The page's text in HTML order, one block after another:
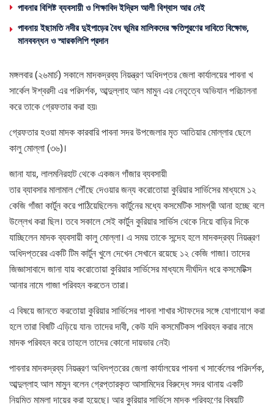
পাবনার বিশিষ্ট ব্যবসায়ী ও শিক্ষাবিদ ইদ্রিস আলী বিশ্বাস আর নেই
পাবনায় ইছামতি নদীর দুইপাড়ের বৈধ ভূমির মালিকদের ক্ষতিপূরণের দাবিতে বিক্ষোভ,
মানববন্ধন ও স্মারকলিপি প্রদান
মঙ্গলবার (২৬মার্চ) সকালে মাদকদ্রব্য নিয়ন্ত্রণ অধিদপ্তর জেলা কার্যালয়ের পাবনা খ
সার্কেল ঈশ্বরদী এর পরিদর্শক, আব্দুল্লাহ আল মামুন এর নেতৃত্বে অভিযান পরিচালনা
করে তাকে গ্রেফতার করা হয়৷
গ্রেফতার হওয়া মাদক কারবারি পাবনা সদর উপজেলার মৃত আতিয়ার মোল্লার ছেলে
কালু মোল্লা (৩৬)।
জানা যায়, লালমনিরহাট থেকে একজন গাঁজার ব্যবসায়ী
তার ব্যাবসার মালামাল পৌঁছে দেওয়ার জন্য করোতোয়া কুরিয়ার সার্ভিসের মাধ্যমে ১২
কেজি গাঁজা কার্টুন করে পাঠিয়েছিলেন৷ কার্টুনের মধ্যে কসমেটিক সামগ্রী আনা হচ্ছে বলে
উল্লেখ করা ছিল। তবে সকালে সেই কার্টুন কুরিয়ার সার্ভিস থেকে নিয়ে বাড়ির দিকে
যাচ্ছিলেন মাদক ব্যবসায়ী কালু মোল্লা। এ সময় তাকে সন্দেহ হলে মাদকদ্রব্য নিয়ন্ত্রণ
অধিদপ্তরের একটি টিম কার্টুন খুলে দেখেন সেখানে রয়েছে ১২ কেজি গাজা। তাদের
জিজ্ঞাসাবাদে জানা যায় করোতোয়া কুরিয়ার সার্ভিসের মাধ্যমে দীর্ঘদিন ধরে কসমেটিক্স
আনার নামে গাজা পরিবহন করতেন তারা।
এ বিষয়ে জানতে করতোয়া কুরিয়ার সার্ভিসের পাবনা শাখার স্টাফদের সঙ্গে যোগাযোগ করা
হলে তারা বিষটি এড়িয়ে যান৷ তাদের দাবী, কেউ যদি কসমেটিকস পরিবহন করার নামে
মাদক পরিবহন করে তাহলে তাদের কোনো দায়ভার নেই৷
পাবনার মাদকদ্রব্য নিয়ন্ত্রণ অধিদপ্তরের জেলা কার্যালয়ের পাবনা খ সার্কেলের পরিদর্শক,
আব্দুল্লাহ আল মামুন বলেন গ্রেপ্তারকৃত আসামিদের বিরুদ্ধে সদর থানায় একটি
নিয়মিত মামলা দায়ের করা হয়েছে। আর কুরিয়ার সার্ভিসে মাদক পরিবহণের বিষয়টি